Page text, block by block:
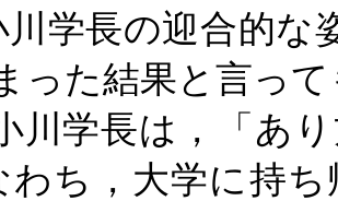
川学長の迎合的な
った結果と言っ
川学長は，「あ
わち，大学に持